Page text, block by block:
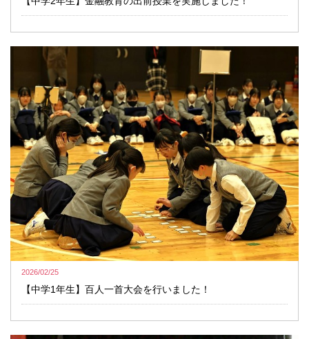
2026/02/25
【中学1年生】百人一首大会を行いました！